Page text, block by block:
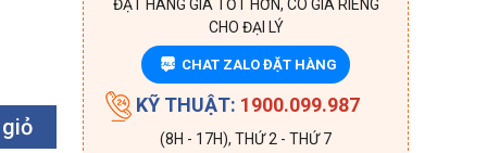
ĐẶT HÀNG GIÁ TỐT HƠN, CÓ GIÁ RIÊNG
CHO ĐẠI LÝ
ZALO CHAT ZALO ĐẶT HÀNG
KỸ THUẬT: 1900.099.987
(8H - 17H), THỨ 2 - THỨ 7